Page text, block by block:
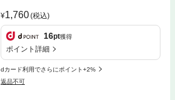
1,760(税込)
16pt獲得
ポイント詳細
dカード利用でさらにポイント+2%
返品不可